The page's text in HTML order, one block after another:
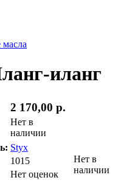
иланг
2 170,00 р.
Нет в
наличии
Styx
1015
Нет оценок
Нет в
наличии